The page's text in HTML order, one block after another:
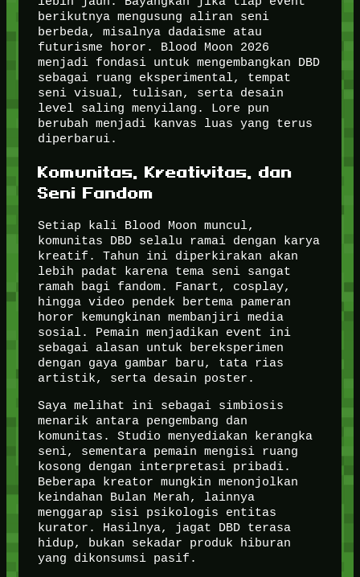
berikutnya mengusung aliran seni
berbeda, misalnya dadaisme atau
futurisme horor. Blood Moon 2026
menjadi fondasi untuk mengembangkan DBD
sebagai ruang eksperimental, tempat
seni visual, tulisan, serta desain
level saling menyilang. Lore pun
berubah menjadi kanvas luas yang terus
diperbarui.
Komunitas, Kreativitas, dan
Seni Fandom
Setiap kali Blood Moon muncul,
komunitas DBD selalu ramai dengan karya
kreatif. Tahun ini diperkirakan akan
lebih padat karena tema seni sangat
ramah bagi fandom. Fanart, cosplay,
hingga video pendek bertema pameran
horor kemungkinan membanjiri media
sosial. Pemain menjadikan event ini
sebagai alasan untuk bereksperimen
dengan gaya gambar baru, tata rias
artistik, serta desain poster.
Saya melihat ini sebagai simbiosis
menarik antara pengembang dan
komunitas. Studio menyediakan kerangka
seni, sementara pemain mengisi ruang
kosong dengan interpretasi pribadi.
Beberapa kreator mungkin menonjolkan
keindahan Bulan Merah, lainnya
menggarap sisi psikologis entitas
kurator. Hasilnya, jagat DBD terasa
hidup, bukan sekadar produk hiburan
yang dikonsumsi pasif.